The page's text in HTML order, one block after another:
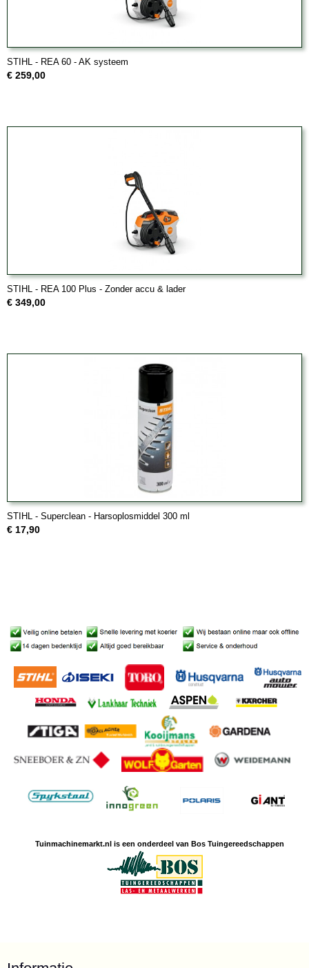
STIHL - REA 60 - AK systeem
€ 259,00
STIHL - REA 100 Plus - Zonder accu & lader
€ 349,00
STIHL - Superclean - Harsoplosmiddel 300 ml
€ 17,90
Tuinmachinemarkt.nl is een onderdeel van Bos Tuingereedschappen